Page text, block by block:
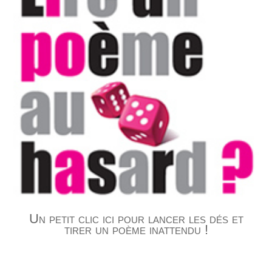
Un petit clic ici pour lancer les dés et
tirer un poème inattendu !